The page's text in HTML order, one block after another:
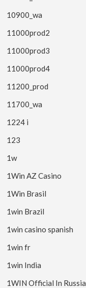
10900_wa
11000prod2
11000prod3
11000prod4
11200_prod
11700_wa
1224 i
123
1w
1Win AZ Casino
1Win Brasil
1win Brazil
1win casino spanish
1win fr
1win India
1WIN Official In Russia